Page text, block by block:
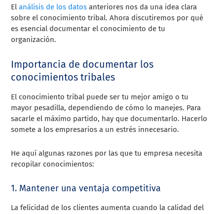
Elanálisis de los datos anteriores nos da una idea clara
sobre el conocimiento tribal. Ahora discutiremos por qué
es esencial documentar el conocimiento de tu
organización.
Importancia de documentar los
conocimientos tribales
El conocimiento tribal puede ser tu mejor amigo o tu
mayor pesadilla, dependiendo de cómo lo manejes. Para
sacarle el máximo partido, hay que documentarlo. Hacerlo
somete a los empresarios a un estrés innecesario.
He aquí algunas razones por las que tu empresa necesita
recopilar conocimientos:
1. Mantener una ventaja competitiva
La felicidad de los clientes aumenta cuando la calidad del